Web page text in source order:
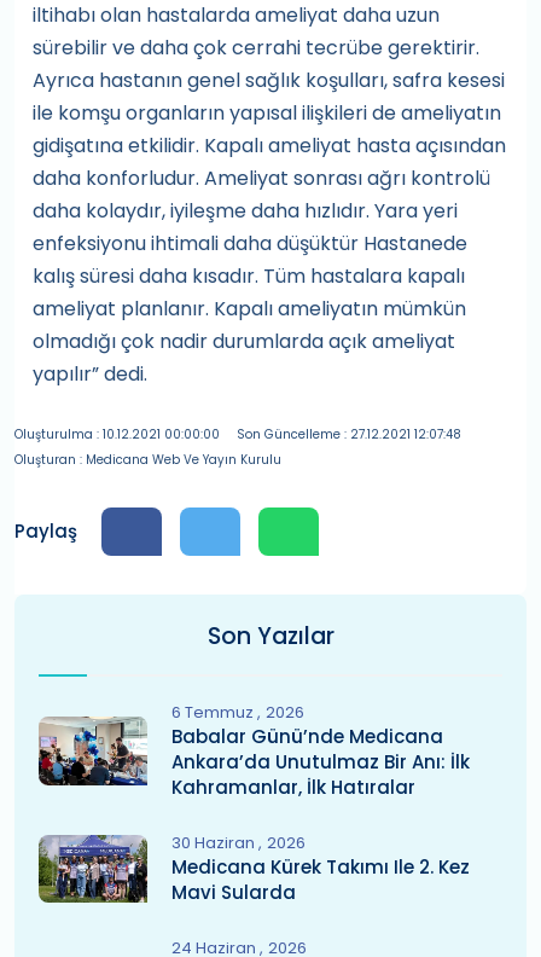
iltihabı olan hastalarda ameliyat daha uzun
sürebilir ve daha çok cerrahi tecrübe gerektirir.
Ayrıca hastanın genel sağlık koşulları, safra kesesi
ile komşu organların yapısal ilişkileri de ameliyatın
gidişatına etkilidir. Kapalı ameliyat hasta açısından
daha konforludur. Ameliyat sonrası ağrı kontrolü
daha kolaydır, iyileşme daha hızlıdır. Yara yeri
enfeksiyonu ihtimali daha düşüktür Hastanede
kalış süresi daha kısadır. Tüm hastalara kapalı
ameliyat planlanır. Kapalı ameliyatın mümkün
olmadığı çok nadir durumlarda açık ameliyat
yapılır” dedi.
Oluşturulma : 10.12.2021 00:00:00
Son Güncelleme : 27.12.2021 12:07:48
Oluşturan : Medicana Web Ve Yayın Kurulu
Paylaş
Son Yazılar
6 Temmuz 2026
Babalar Günü’nde Medicana
Ankara’da Unutulmaz Bir Anı: İlk
Kahramanlar, İlk Hatıralar
30 Haziran 2026
Medicana Kürek Takımı Ile 2. Kez
Mavi Sularda
24 Haziran 2026